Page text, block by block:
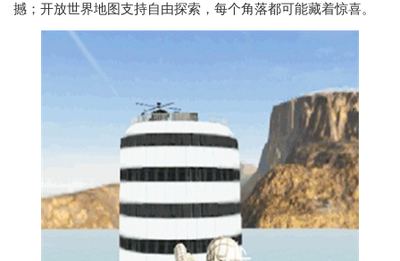
撼；开放世界地图支持自由探索，每个角落都可能藏着惊喜。